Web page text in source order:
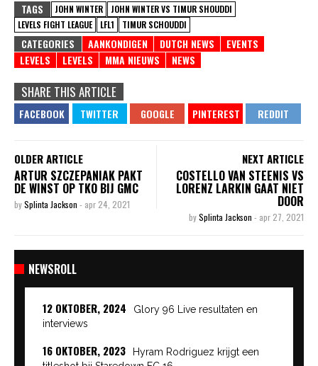
TAGS JOHN WINTER
JOHN WINTER VS TIMUR SHOUDDI
LEVELS FIGHT LEAGUE
LFL1 TIMUR SCHOUDDI
CATEGORIES AANKONDIGEN DUTCH NEWS
EVENTS
LEVELS
LEVELS MMA NIEUWS NEWS
SHARE THIS ARTICLE
OLDER ARTICLE
ARTUR SZCZEPANIAK PAKT
DE WINST OP TKO BIJ GMC
bySplinta Jackson - apr 24, 2021
NEXT ARTICLE
COSTELLO VAN STEENIS VS
LORENZ LARKIN GAAT NIET
DOOR
bySplinta Jackson - apr 27, 2021
NEWSROLL
12 OKTOBER, 2024
Glory 96 Live resultaten en
interviews
16 OKTOBER, 2023
Hyram Rodriguez krijgt een